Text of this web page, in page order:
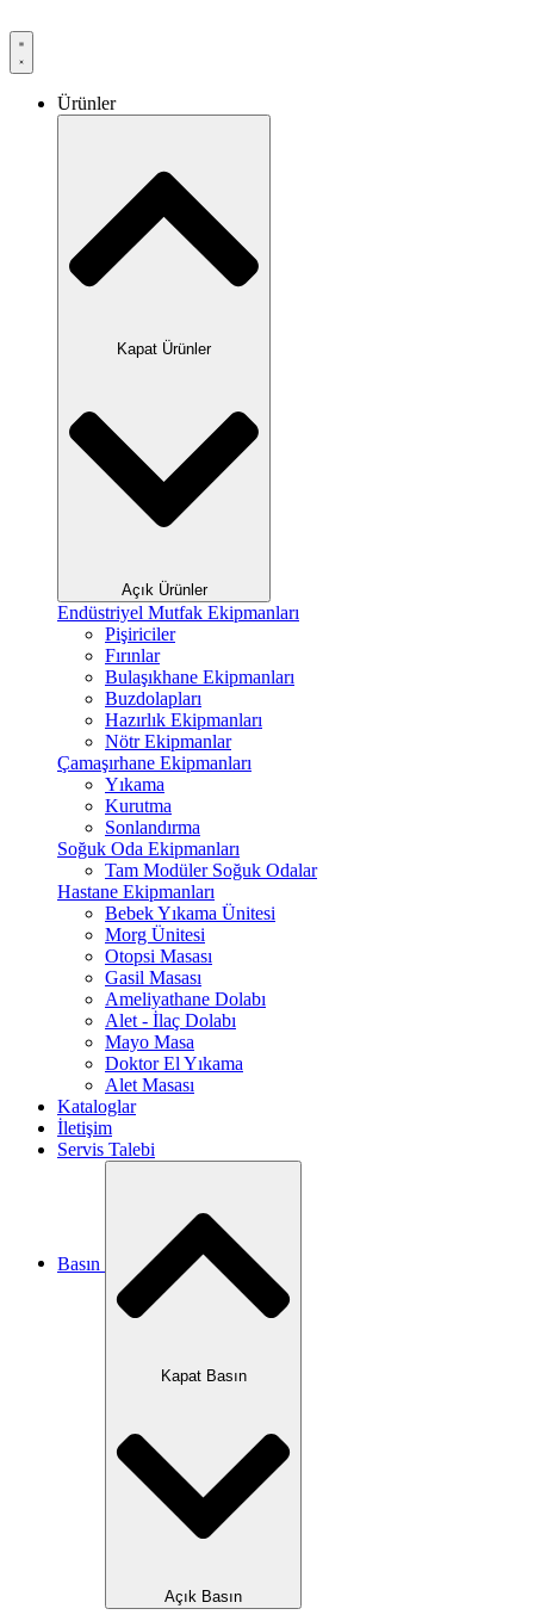
Ürünler
Kapat Ürünler
Açık Ürünler
Endüstriyel Mutfak Ekipmanları
Pişiriciler
Fırınlar
Bulaşıkhane Ekipmanları
Buzdolapları
Hazırlık Ekipmanları
Nötr Ekipmanlar
Çamaşırhane Ekipmanları
Yıkama
Kurutma
Sonlandırma
Soğuk Oda Ekipmanları
Tam Modüler Soğuk Odalar
Hastane Ekipmanları
Bebek Yıkama Ünitesi
Morg Ünitesi
Otopsi Masası
Gasil Masası
Ameliyathane Dolabı
Alet - İlaç Dolabı
Mayo Masa
Doktor El Yıkama
Alet Masası
Kataloglar
İletişim
Servis Talebi
Basın
Kapat Basın
Açık Basın